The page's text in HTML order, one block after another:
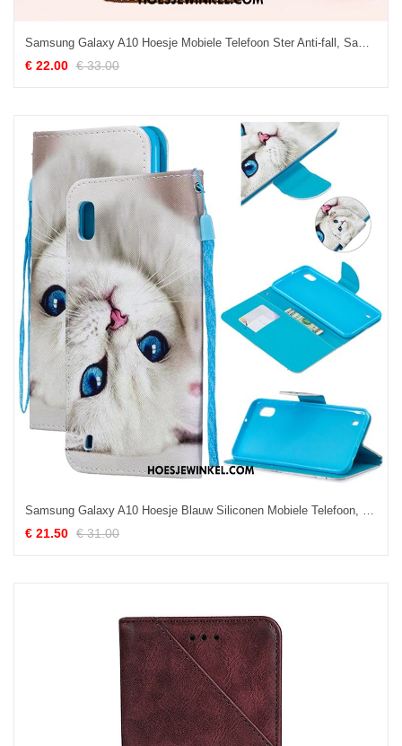
Samsung Galaxy A10 Hoesje Mobiele Telefoon Ster Anti-fall, Samsung Galaxy A10 Hoesje Hoes Bescherming Braun
€ 22.00 € 33.00
Samsung Galaxy A10 Hoesje Blauw Siliconen Mobiele Telefoon, Samsung Galaxy A10 Hoesje Ster Leren Etui
€ 21.50 € 31.00